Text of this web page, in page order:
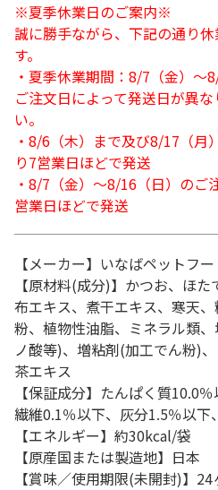
※夏季休業日のご案内※
誠に勝手ながら、下記の通り
す。
・夏季休業期間：8/7（金）～
ご注文日によって発送日が異
い。
・8/6（木）まで及び8/17（月
り7営業日ほどで発送
・8/7（金）～8/16（日）のご
営業日ほどで発送
【メーカー】いなばペットフー
【原材料(成分)】かつお、ほ
布エキス、煮干エキス、寒天
粉、植物性油脂、ミネラル類
ノ酸等)、増粘剤(加工でん粉)
茶エキス
【保証成分】たんぱく質10.0
繊維0.1％以下、灰分1.5％以下
【エネルギー】約30kcal/袋
【原産国または製造地】日本
【賞味／使用期限(未開封)】24